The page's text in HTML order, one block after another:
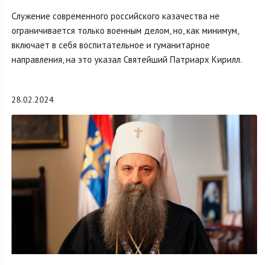
Служение современного российского казачества не
ограничивается только военным делом, но, как минимум,
включает в себя воспитательное и гуманитарное
направления, на это указал Святейший Патриарх Кирилл.
28.02.2024